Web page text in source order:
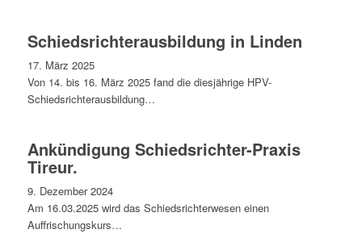
Schiedsrichterausbildung in Linden
17. März 2025
Von 14. bis 16. März 2025 fand die diesjährige HPV-
Schiedsrichterausbildung…
Ankündigung Schiedsrichter-Praxis
Tireur.
9. Dezember 2024
Am 16.03.2025 wird das Schiedsrichterwesen einen
Auffrischungskurs…